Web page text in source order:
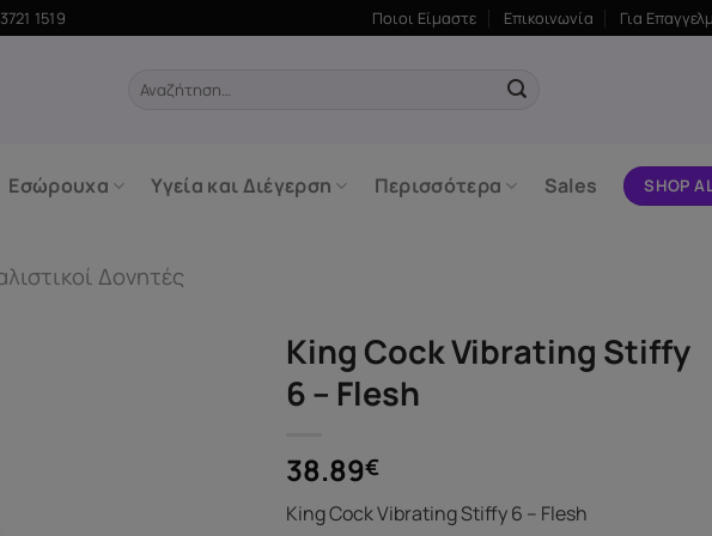
1519 Ποιοι Είμαστε Επικοινωνία Για
Αναζήτηση
Εσώρουχα Υγεία και Διέγερση Περισσότερα Sales SHOP
Δονητές
King Cock Vibrating Stiffy
6 – Flesh
38.89€
King Cock Vibrating Stiffy 6 – Flesh